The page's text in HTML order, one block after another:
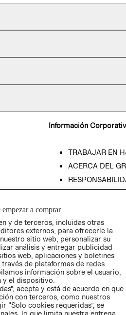
Información
TRABAJAR EN
ACERCA DEL
RELACIÓN CON
POLÍTICA
empezar a comprar
y de terceros, incluidas otras
externos, para ofrecerle la
sitio web, personalizar su
análisis y entregar publicidad
web, aplicaciones y boletines
de plataformas de redes
información sobre el usuario,
y el dispositivo.
acepta y está de acuerdo en que
con terceros, como nuestros
“Solo cookies requeridas”, se
lo que limita nuestra entrega